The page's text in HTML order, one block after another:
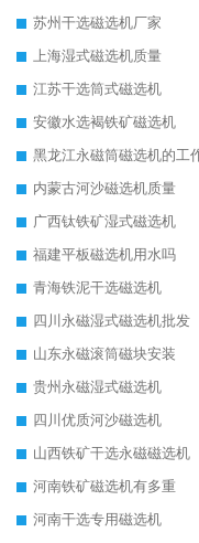
苏州干选磁选机厂家
上海湿式磁选机质量
江苏干选筒式磁选机
安徽水选褐铁矿磁选机
内蒙古河沙磁选机质量
广西钛铁矿湿式磁选机
福建平板磁选机用水吗
青海铁泥干选磁选机
四川永磁湿式磁选机批发
山东永磁滚筒磁块安装
贵州永磁湿式磁选机
四川优质河沙磁选机
山西铁矿干选永磁磁选机
河南铁矿磁选机有多重
河南干选专用磁选机